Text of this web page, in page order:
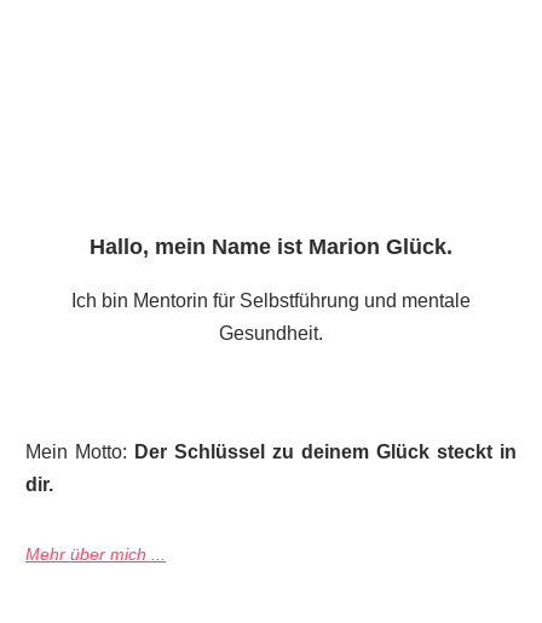
Hallo, mein Name ist Marion Glück.
Ich bin Mentorin für Selbstführung und mentale
Gesundheit.
Mein Motto: Der Schlüssel zu deinem Glück steckt in
dir.
Mehr über mich ...